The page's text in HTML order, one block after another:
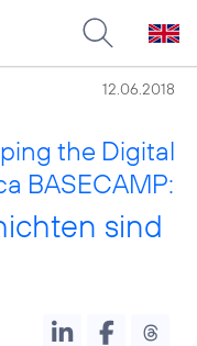
12.06.2018
the Digital
BASECAMP:
sind